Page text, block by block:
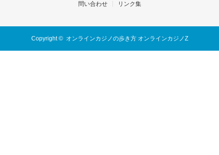
問い合わせ
リンク集
Copyright © オンラインカジノの歩き方 オンラインカジノZ